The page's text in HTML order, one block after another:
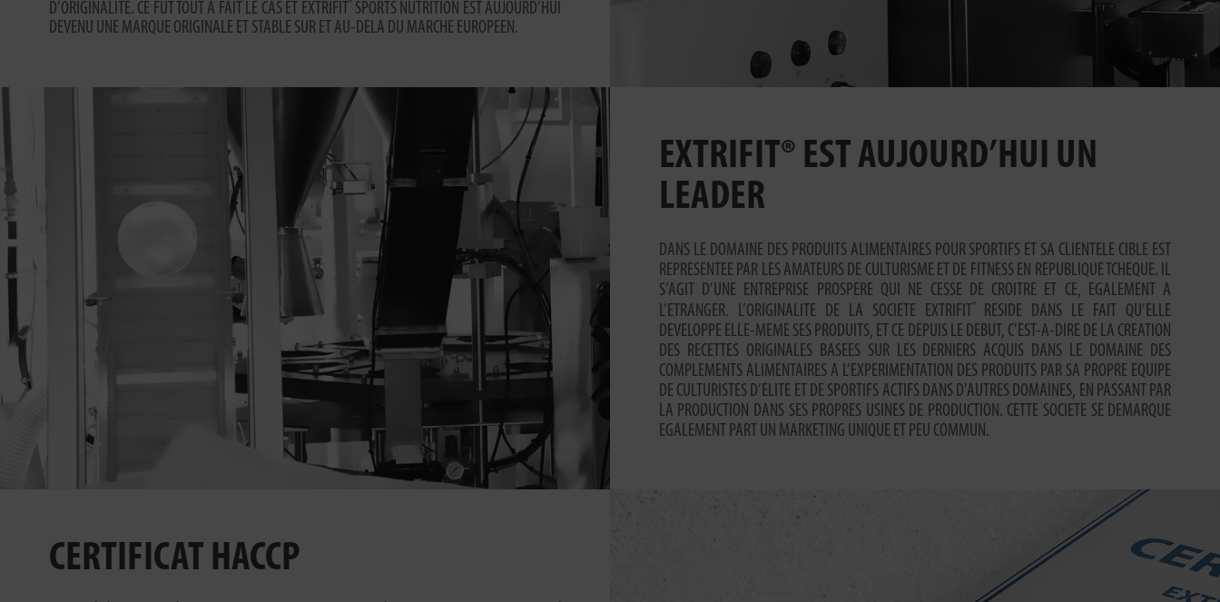
D’ORIGINALITE. CE FUT TOUT A FAIT LE CAS ET EXTRIFIT
®
SPORTS NUTRITION EST AUJOURD’HUI
DEVENU UNE MARQUE ORIGINALE ET STABLE SUR ET AU-DELA DU MARCHE EUROPEEN.
EXTRIFIT® EST AUJOURD’HUI UN
LEADER
DANS LE DOMAINE DES PRODUITS ALIMENTAIRES POUR SPORTIFS ET SA CLIENTELE CIBLE EST
REPRESENTEE PAR LES AMATEURS DE CULTURISME ET DE FITNESS EN REPUBLIQUE TCHEQUE. IL
S’AGIT D’UNE ENTREPRISE PROSPERE QUI NE CESSE DE CROITRE ET CE, EGALEMENT A
L’ETRANGER. L’ORIGINALITE DE LA SOCIETE EXTRIFIT
®
RESIDE DANS LE FAIT QU’ELLE
DEVELOPPE ELLE-MEME SES PRODUITS, ET CE DEPUIS LE DEBUT, C’EST-A-DIRE DE LA CREATION
DES RECETTES ORIGINALES BASEES SUR LES DERNIERS ACQUIS DANS LE DOMAINE DES
COMPLEMENTS ALIMENTAIRES A L’EXPERIMENTATION DES PRODUITS PAR SA PROPRE EQUIPE
DE CULTURISTES D’ELITE ET DE SPORTIFS ACTIFS DANS D’AUTRES DOMAINES, EN PASSANT PAR
LA PRODUCTION DANS SES PROPRES USINES DE PRODUCTION. CETTE SOCIETE SE DEMARQUE
EGALEMENT PART UN MARKETING UNIQUE ET PEU COMMUN.
CERTIFICAT HACCP